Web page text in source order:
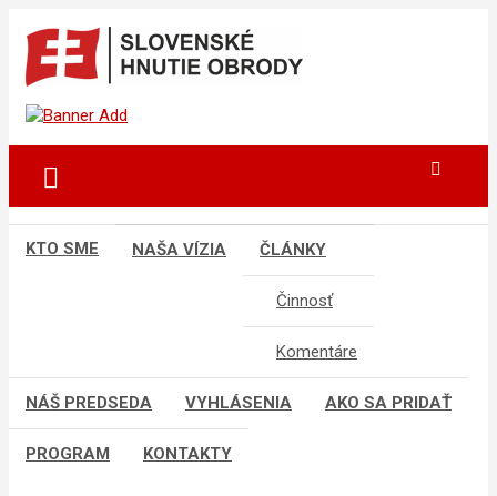
content
SLOVENSKÉ HNUTIE OBRODY
KTO SME NAŠA VÍZIA ČLÁNKY
Činnosť
Komentáre
NÁŠ PREDSEDA VYHLÁSENIA AKO SA PRIDAŤ
PROGRAM KONTAKTY